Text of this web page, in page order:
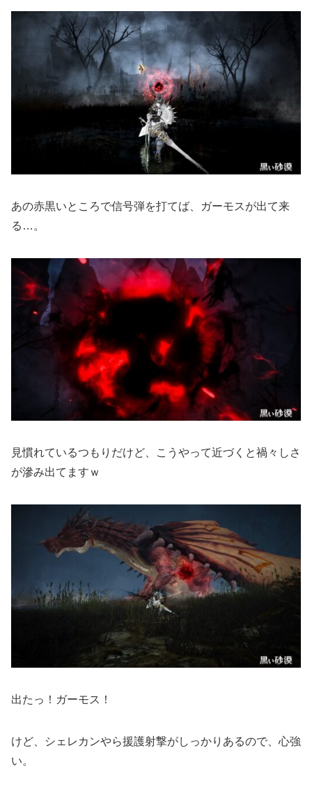
あの赤黒いところで信号弾を打てば、ガーモスが出て来
る…。
見慣れているつもりだけど、こうやって近づくと禍々しさ
が滲み出てますｗ
出たっ！ガーモス！
けど、シェレカンやら援護射撃がしっかりあるので、心強
い。